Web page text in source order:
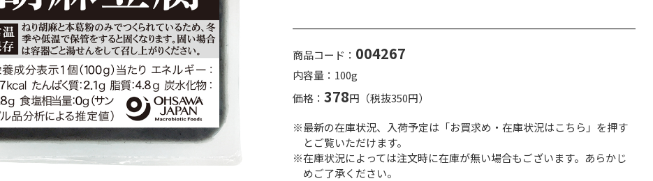
商品コード： 004267
内容量：100g
価格： 378円（税抜350円）
※最新の在庫状況、入荷予定は「お買求め・在庫状況はこちら」を押す
とご覧いただけます。
※在庫状況によっては注文時に在庫が無い場合もございます。あらかじ
めご了承ください。